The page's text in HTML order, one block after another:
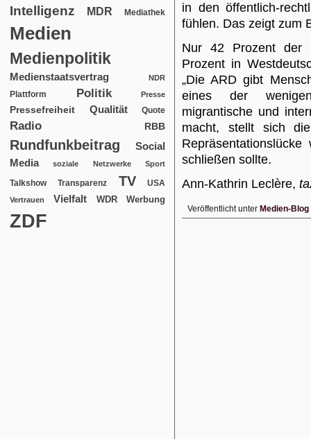
Intelligenz
MDR Mediathek
Medien
Medienpolitik
Medienstaatsvertrag NDR
Plattform Politik Presse
Pressefreiheit Qualität Quote
Radio RBB
Rundfunkbeitrag
Social
Media
soziale Netzwerke Sport
Talkshow Transparenz TV USA
Vertrauen Vielfalt WDR Werbung
ZDF
in den öffentlich-
fühlen. Das zeigt zum
Nur 42 Prozent der
Prozent in
„Die ARD gibt
eines der
migrantische und
macht, stellt sich
schließen sollte.
Ann-Kathrin Leclère,
Veröffentlicht unter Medien-Blog